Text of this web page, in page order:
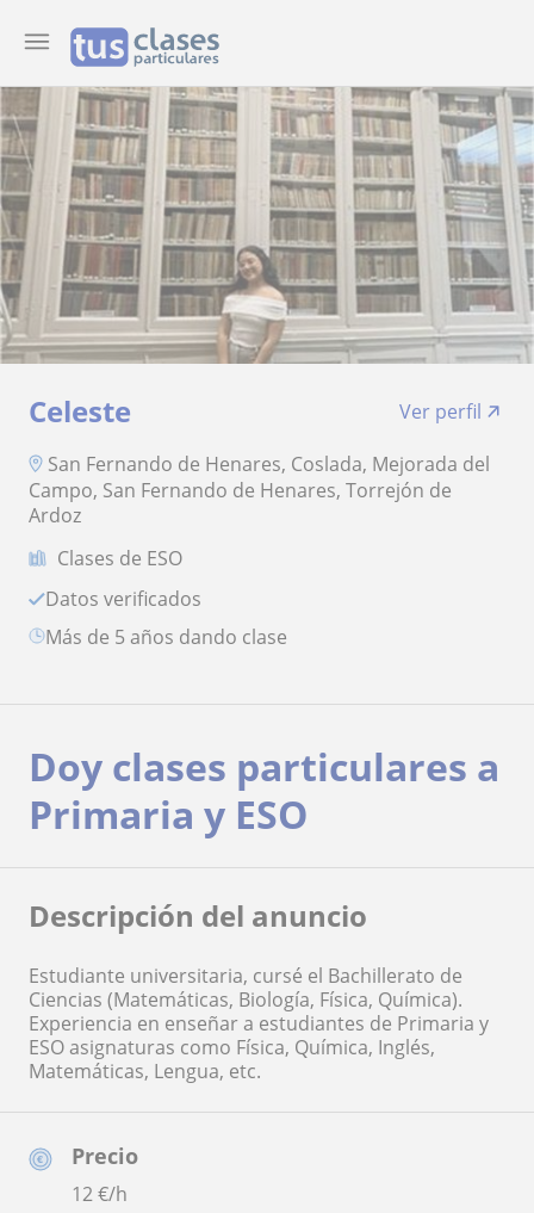
Celeste
Ver perfil
San Fernando de Henares, Coslada, Mejorada del
Campo, San Fernando de Henares, Torrejón de
Ardoz
Clases de ESO
Datos verificados
más de 5 años dando clase
Precio
12€/h
Doy clases particulares a
Primaria y ESO
Descripción del anuncio
Estudiante universitaria, cursé el Bachillerato de
Ciencias (Matemáticas, Biología, Física, Química).
Experiencia en enseñar a estudiantes de Primaria y
ESO asignaturas como Física, Química, Inglés,
Matemáticas, Lengua, etc.